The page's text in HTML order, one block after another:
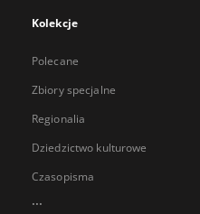
Kolekcje
Polecane
Zbiory specjalne
Regionalia
Dziedzictwo kulturowe
Czasopisma
...